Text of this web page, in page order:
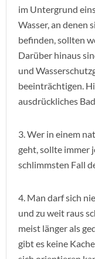
im Untergrund
Wasser, an denen
befinden, sollten
Darüber hinaus
und
beeinträchtigen.
ausdrückliches
3. Wer in einem
geht, sollte immer
schlimmsten Fall
4. Man darf sich
und zu weit raus
meist länger als
gibt es keine